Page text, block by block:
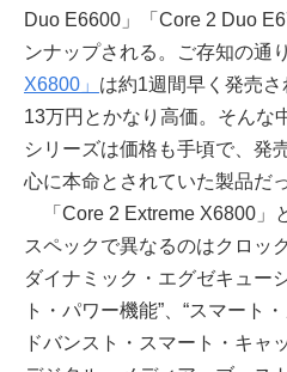
Duo E6600」「Core 2 Duo
ンナップされる。ご存知の通り
X6800」 は約1週間早く発売
13万円とかなり高価。そんな
シリーズは価格も手頃で、発
心に本命とされていた製品だっ
「Core 2 Extreme X6800」
スペックで異なるのはクロッ
ダイナミック・エグゼキュー
ト・パワー機能”、“スマート
ドバンスト・スマート・キャ